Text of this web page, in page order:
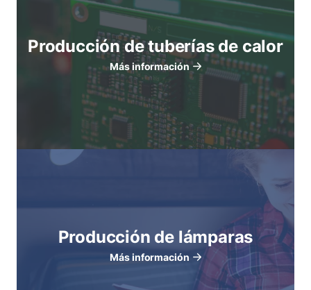
Producción de tuberías de calor
Más información
Producción de lámparas
Más información